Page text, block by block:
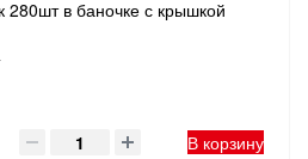
280шт в баночке с крышкой
В корзину